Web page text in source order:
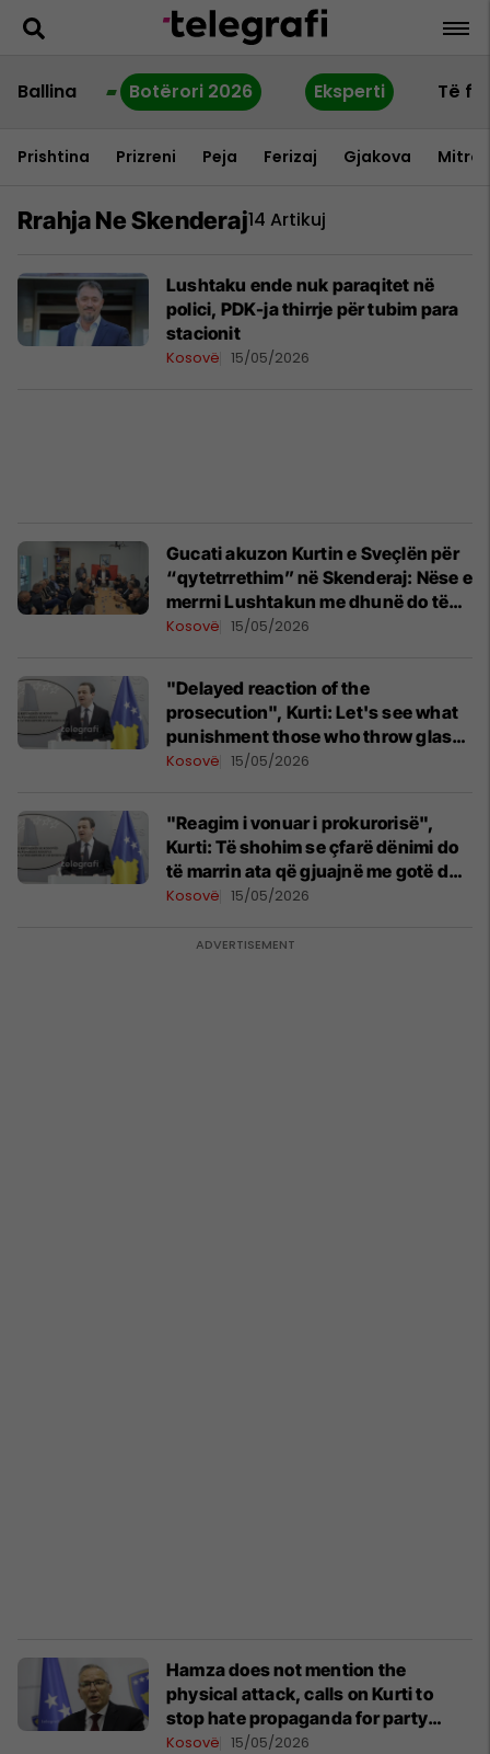
Ballina Botërori 2026 Eksperti Të
Prishtina Prizreni Peja Ferizaj Gjakova
Rrahja Ne Skenderaj14 Artikuj
Lushtaku ende nuk paraqitet në
polici, PDK-ja thirrje për tubim para
stacionit
Kosovë 15/05/2026
Gucati akuzon Kurtin e Sveçlën për
“qytetrrethim” në Skenderaj: Nëse e
merrni Lushtakun me dhunë do të
organizojmë protesta
Kosovë 15/05/2026
"Delayed reaction of the
prosecution", Kurti: Let's see what
punishment those who throw glass
and bleed the deputy ministers will
Kosovë 15/05/2026
"Reagim i vonuar i prokurorisë",
Kurti: Të shohim se çfarë dënimi do
të marrin ata që gjuajnë me gotë dhe
përgjakin zëvendësministra
Kosovë 15/05/2026
Hamza does not mention the
physical attack, calls on Kurti to
stop hate propaganda for party
scenarios
Kosovë 15/05/2026